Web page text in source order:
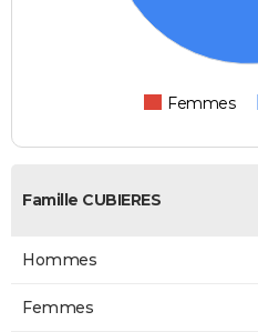
Femmes
Famille CUBIERES
Hommes
Femmes